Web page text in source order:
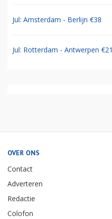
Jul: Amsterdam - Berlijn €38
Jul: Rotterdam - Antwerpen €21
OVER ONS
Contact
Adverteren
Redactie
Colofon